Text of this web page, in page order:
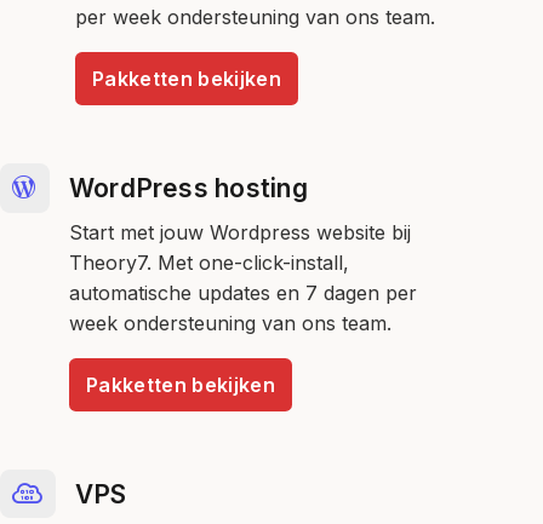
per week ondersteuning van ons team.
Pakketten bekijken
WordPress hosting
Start met jouw Wordpress website bij
Theory7. Met one-click-install,
automatische updates en 7 dagen per
week ondersteuning van ons team.
Pakketten bekijken
VPS